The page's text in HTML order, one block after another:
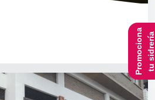
Promocionatu sidrería